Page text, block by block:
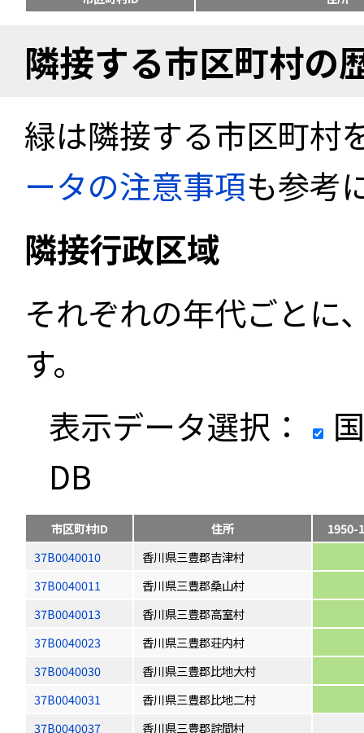
隣接する市区町村の
緑は隣接する市区町村
ータの注意事項も参考
隣接行政区域
それぞれの年代ごとに
す。
表示データ選択：
DB
市区町村ID 住所
1950-
37B0040010
香川県三豊郡吉津村
37B0040011
香川県三豊郡桑山村
37B0040013
香川県三豊郡高室村
37B0040023
香川県三豊郡荘内村
37B0040030
香川県三豊郡比地大村
37B0040031
香川県三豊郡比地二村
37B0040037
香川県三豊郡詫間村